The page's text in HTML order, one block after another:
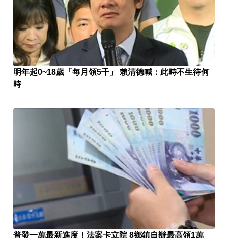
明年起0~18歲「每月領5千」 賴清德喊：此時不生待何
時
普發一萬最新進度！法案卡立院 8鄉鎮自辦最高領1萬